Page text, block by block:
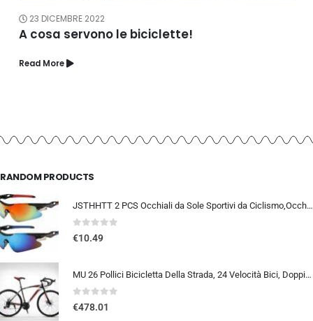
23 DICEMBRE 2022
A cosa servono le biciclette!
Read More
RANDOM PRODUCTS
JSTHHTT 2 PCS Occhiali da Sole Sportivi da Ciclismo,Occhiali da bicicletta antivento,occhiali da ciclismo per uomini donne,pr
0out of 5
€10.49
MU 26 Pollici Bicicletta Della Strada, 24 Velocità Bici, Doppio Freno a Disco, Acciaio Al Carbonio Telaio, Strada Di Corsa…
0out of 5
€478.01